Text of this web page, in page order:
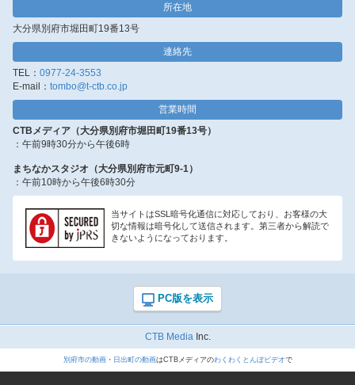
所在地
大分県別府市堀田町19番13号
連絡先
TEL： 0977-24-3553
E-mail： tombo@t-ctb.co.jp
営業時間
CTBメディア（大分県別府市堀田町19番13号）
：午前9時30分から午後6時
まちなかスタジオ（大分県別府市元町9-1）
：午前10時から午後6時30分
当サイトはSSL暗号化通信に対応しており、お客様の大
切な情報は暗号化して送信されます。第三者から解読で
きないようになっております。
CTB MediaInc.
別府市の動画・ 日出町の動画はCTBメディアのわくわくとんぼビデオで